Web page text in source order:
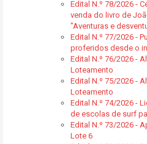
Edital N.º 78/2026 -
venda do livro de
"Aventuras e
Edital N.º 77/2026 -
proferidos desde o
Edital N.º 76/2026 -
Loteamento
Edital N.º 75/2026 -
Loteamento
Edital N.º 74/2026 -
de escolas de surf
Edital N.º 73/2026 -
Lote 6